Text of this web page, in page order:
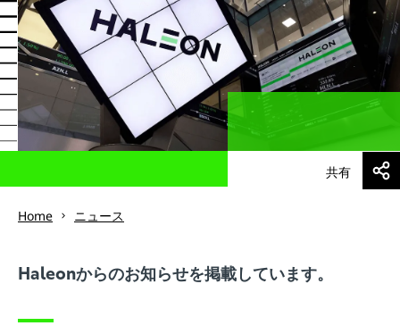
ニュース
ヘルスパートナー
Home ニュース
共有
Haleonからのお知らせを掲載しています。